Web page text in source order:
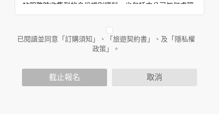
站服務時收集到的身份識別資料，也包括本公司如何處理
在商業合作與本公司合作時分享的任何身份識別資料。隱
本站所僱用或管理人員。例如您透過本公司旗下網站上的
廣告廠商連結，這些置放連結的廠商也可能蒐集您個人的
資料。對於您主動提供的個人資訊，這些廣告廠商或連結
於本公司隱私權保護政策。
已閱讀並同意「訂購須知」、「旅遊契約書」、及「隱私權
政策」。
截止報名 取消